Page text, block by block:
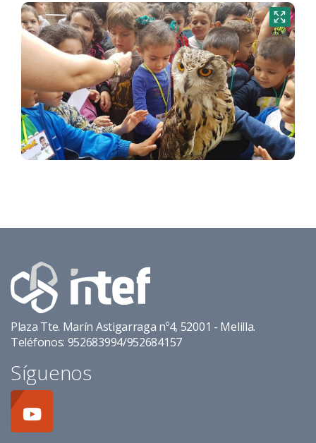
Plaza Tte. Marín Astigarraga nº4, 52001 - Melilla.
Teléfonos: 952683994/952684157
Síguenos